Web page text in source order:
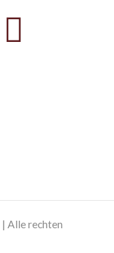
Alle rechten